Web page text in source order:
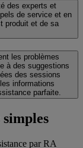
des experts et
de service et en
produit et de sa
les problèmes
à des suggestions
des sessions
informations
parfaite.
simples
par RA